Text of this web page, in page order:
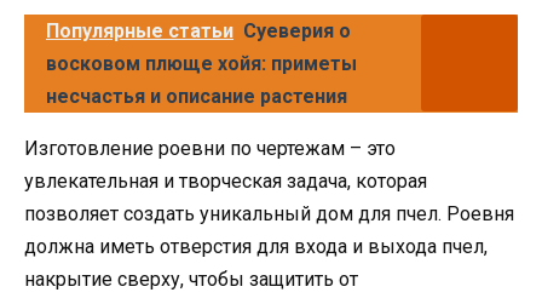
Популярные статьи Суеверия о
восковом плюще хойя: приметы
несчастья и описание растения
Изготовление роевни по чертежам – это
увлекательная и творческая задача, которая
позволяет создать уникальный дом для пчел. Роевня
должна иметь отверстия для входа и выхода пчел,
накрытие сверху, чтобы защитить от